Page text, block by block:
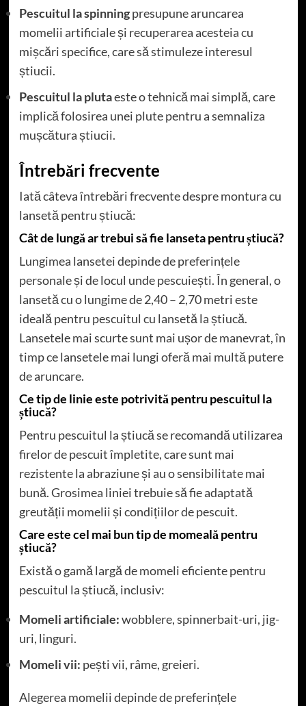
Pescuitul la spinningpresupune aruncarea
momelii artificiale și recuperarea acesteia cu
mișcări specifice, care să stimuleze interesul
știucii.
Pescuitul la plutaeste o tehnică mai simplă, care
implică folosirea unei plute pentru a semnaliza
mușcătura știucii.
Întrebări frecvente
Iată câteva întrebări frecvente despre montura cu
lansetă pentru știucă:
Cât de lungă ar trebui să fie lanseta pentru știucă?
Lungimea lansetei depinde de preferințele
personale și de locul unde pescuiești. În general, o
lansetă cu o lungime de 2,40 – 2,70 metri este
ideală pentru pescuitul cu lansetă la știucă.
Lansetele mai scurte sunt mai ușor de manevrat, în
timp ce lansetele mai lungi oferă mai multă putere
de aruncare.
Ce tip de linie este potrivită pentru pescuitul la
știucă?
Pentru pescuitul la știucă se recomandă utilizarea
firelor de pescuit împletite, care sunt mai
rezistente la abraziune și au o sensibilitate mai
bună. Grosimea liniei trebuie să fie adaptată
greutății momelii și condițiilor de pescuit.
Care este cel mai bun tip de momeală pentru
știucă?
Există o gamă largă de momeli eficiente pentru
pescuitul la știucă, inclusiv:
Momeli artificiale:wobblere, spinnerbait-uri, jig-
uri, linguri.
Momeli vii: pești vii, râme, greieri.
Alegerea momelii depinde de preferințele